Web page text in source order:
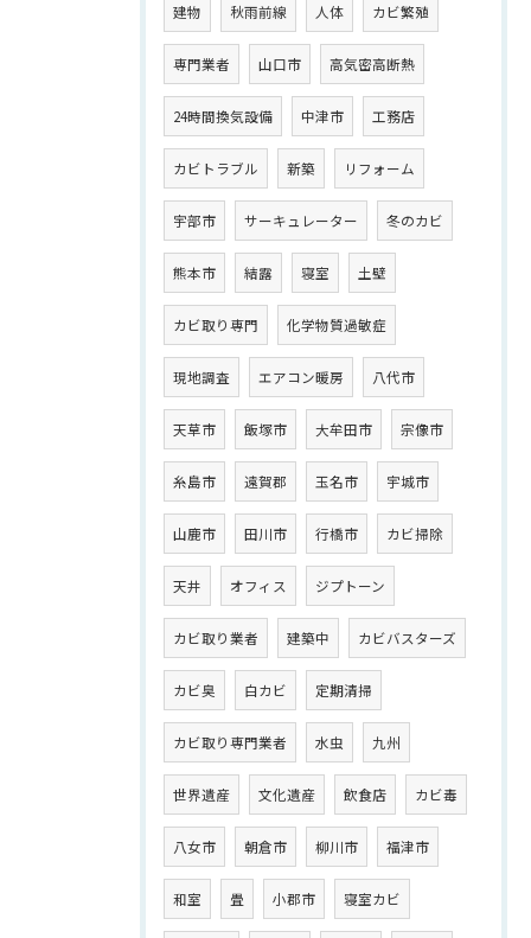
建物 秋雨前線 人体 カビ繁殖
専門業者 山口市 高気密高断熱
24時間換気設備 中津市 工務店
カビトラブル 新築 リフォーム
宇部市 サーキュレーター 冬のカビ
熊本市 結露 寝室 土壁
カビ取り専門 化学物質過敏症
現地調査 エアコン暖房 八代市
天草市 飯塚市 大牟田市 宗像市
糸島市 遠賀郡 玉名市 宇城市
山鹿市 田川市 行橋市 カビ掃除
天井 オフィス ジプトーン
カビ取り業者 建築中 カビバスターズ
カビ臭 白カビ 定期清掃
カビ取り専門業者 水虫 九州
世界遺産 文化遺産 飲食店 カビ毒
八女市 朝倉市 柳川市 福津市
和室 畳 小郡市 寝室カビ